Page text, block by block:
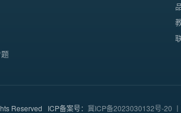
Reserved ICP备案号： 冀ICP备2023030132号-20